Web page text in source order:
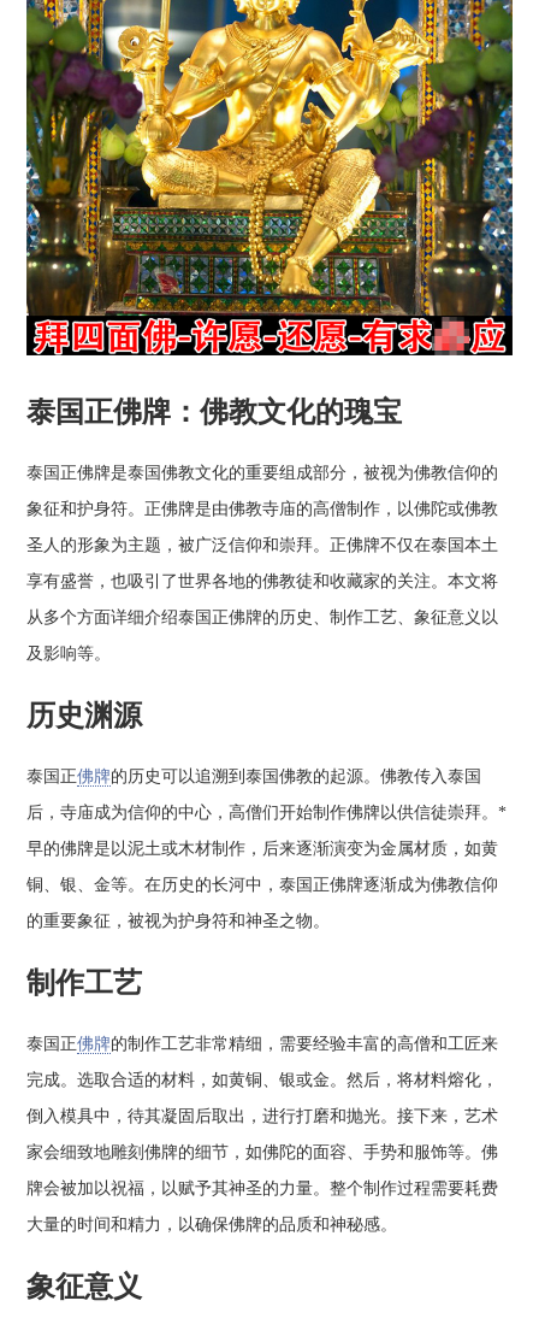
泰国正佛牌：佛教文化的瑰宝
泰国正佛牌是泰国佛教文化的重要组成部分，被视为佛教信仰的
象征和护身符。正佛牌是由佛教寺庙的高僧制作，以佛陀或佛教
圣人的形象为主题，被广泛信仰和崇拜。正佛牌不仅在泰国本土
享有盛誉，也吸引了世界各地的佛教徒和收藏家的关注。本文将
从多个方面详细介绍泰国正佛牌的历史、制作工艺、象征意义以
及影响等。
历史渊源
泰国正佛牌的历史可以追溯到泰国佛教的起源。佛教传入泰国
后，寺庙成为信仰的中心，高僧们开始制作佛牌以供信徒崇拜。*
早的佛牌是以泥土或木材制作，后来逐渐演变为金属材质，如黄
铜、银、金等。在历史的长河中，泰国正佛牌逐渐成为佛教信仰
的重要象征，被视为护身符和神圣之物。
制作工艺
泰国正佛牌的制作工艺非常精细，需要经验丰富的高僧和工匠来
完成。选取合适的材料，如黄铜、银或金。然后，将材料熔化，
倒入模具中，待其凝固后取出，进行打磨和抛光。接下来，艺术
家会细致地雕刻佛牌的细节，如佛陀的面容、手势和服饰等。佛
牌会被加以祝福，以赋予其神圣的力量。整个制作过程需要耗费
大量的时间和精力，以确保佛牌的品质和神秘感。
象征意义